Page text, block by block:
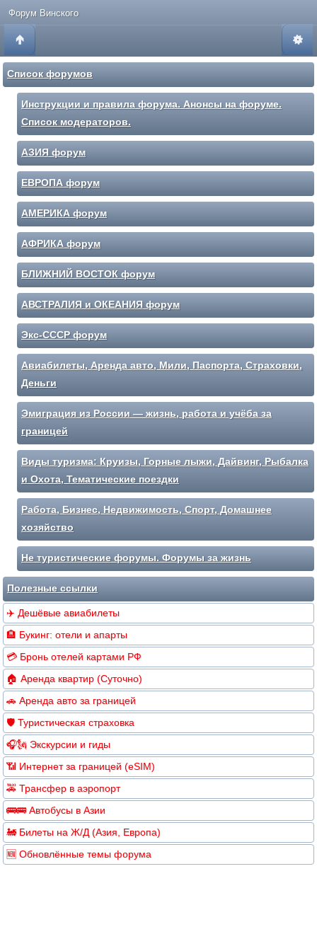
Форум Винского
Список форумов
Инструкции и правила форума. Анонсы на форуме.
Список модераторов.
АЗИЯ форум
ЕВРОПА форум
АМЕРИКА форум
АФРИКА форум
БЛИЖНИЙ ВОСТОК форум
АВСТРАЛИЯ и ОКЕАНИЯ форум
Экс-СССР форум
Авиабилеты, Аренда авто, Мили, Паспорта, Страховки,
Деньги
Эмиграция из России — жизнь, работа и учёба за
границей
Виды туризма: Круизы, Горные лыжи, Дайвинг, Рыбалка
и Охота, Тематические поездки
Работа, Бизнес, Недвижимость, Спорт, Домашнее
хозяйство
Не туристические форумы. Форумы за жизнь
Полезные ссылки
✈️ Дешёвые авиабилеты
🏨 Букинг: отели и апарты
💳 Бронь отелей картами РФ
🏠 Аренда квартир (Суточно)
🚗 Аренда авто за границей
🛡️ Туристическая страховка
🎧🗽 Экскурсии и гиды
📶 Интернет за границей (eSIM)
🚕 Трансфер в аэропорт
🚌🚌 Автобусы в Азии
🚂 Билеты на Ж/Д (Азия, Европа)
🆕 Обновлённые темы форума